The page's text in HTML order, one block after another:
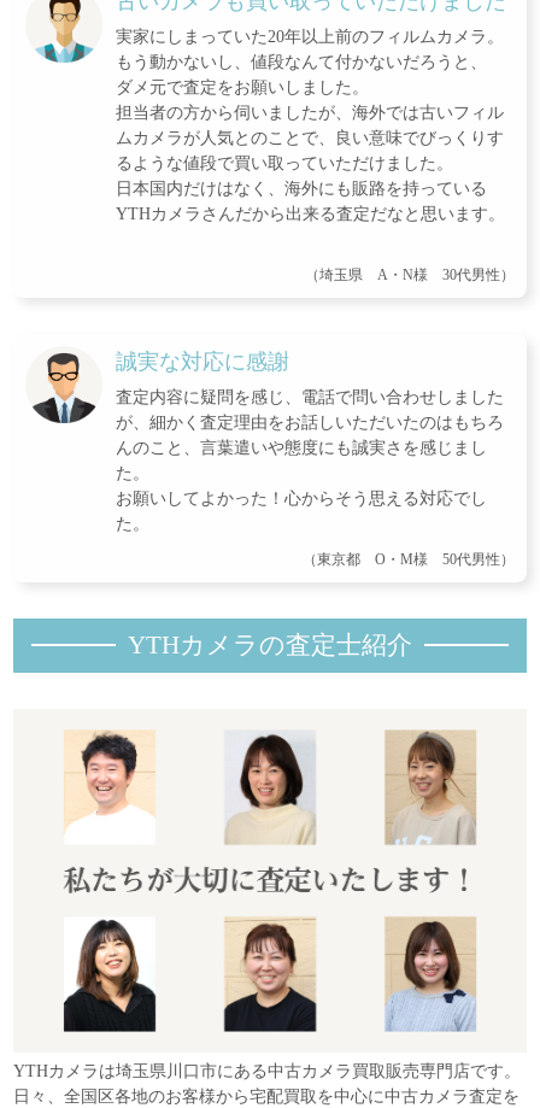
実家にしまっていた20年以上前のフィルムカメラ。
もう動かないし、値段なんて付かないだろうと、
ダメ元で査定をお願いしました。
担当者の方から伺いましたが、海外では古いフィル
ムカメラが人気とのことで、良い意味でびっくりす
るような値段で買い取っていただけました。
日本国内だけはなく、海外にも販路を持っている
YTHカメラさんだから出来る査定だなと思います。
（埼玉県 A・N様 30代男性）
誠実な対応に感謝
査定内容に疑問を感じ、電話で問い合わせしました
が、細かく査定理由をお話しいただいたのはもちろ
んのこと、言葉遣いや態度にも誠実さを感じまし
た。
お願いしてよかった！心からそう思える対応でし
た。
（東京都 O・M様 50代男性）
YTHカメラの査定士紹介
YTHカメラは埼玉県川口市にある中古カメラ買取販売専門店です。
日々、全国区各地のお客様から宅配買取を中心に中古カメラ査定を